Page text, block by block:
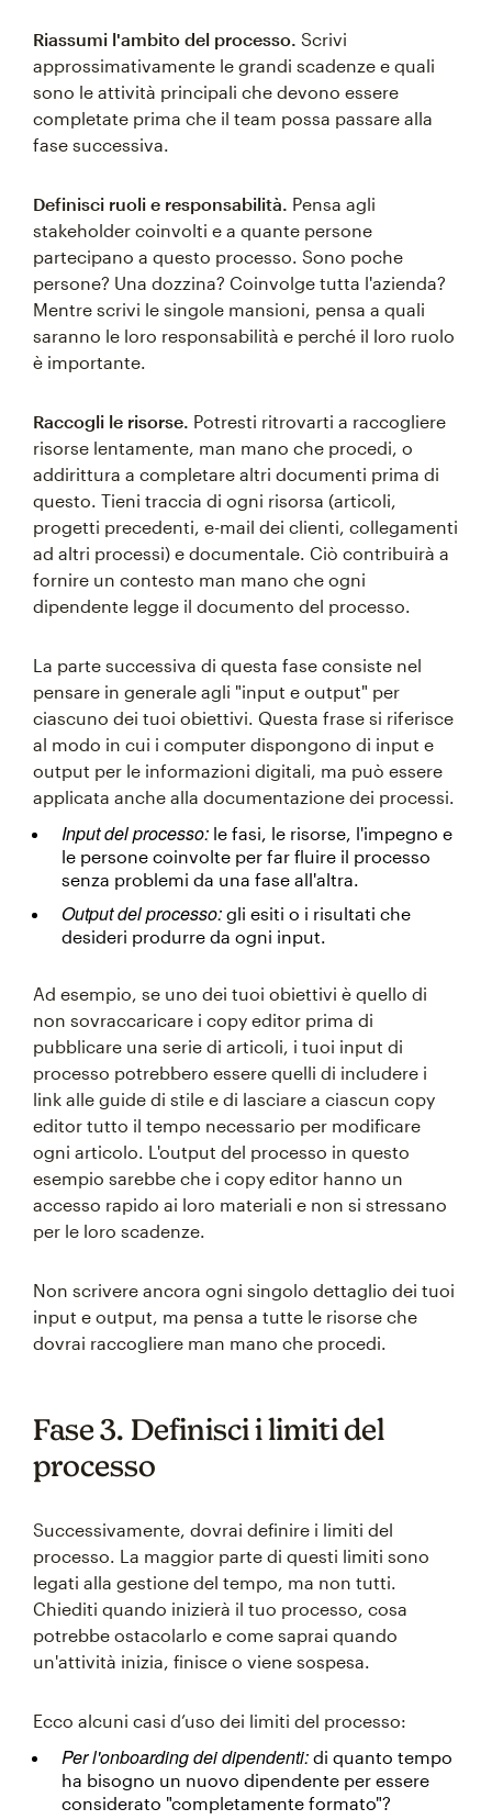
Riassumi l'ambito del processo. Scrivi
approssimativamente le grandi scadenze e quali
sono le attività principali che devono essere
completate prima che il team possa passare alla
fase successiva.
Definisci ruoli e responsabilità. Pensa agli
stakeholder coinvolti e a quante persone
partecipano a questo processo. Sono poche
persone? Una dozzina? Coinvolge tutta l'azienda?
Mentre scrivi le singole mansioni, pensa a quali
saranno le loro responsabilità e perché il loro ruolo
è importante.
Raccogli le risorse. Potresti ritrovarti a raccogliere
risorse lentamente, man mano che procedi, o
addirittura a completare altri documenti prima di
questo. Tieni traccia di ogni risorsa (articoli,
progetti precedenti, e-mail dei clienti, collegamenti
ad altri processi) e documentale. Ciò contribuirà a
fornire un contesto man mano che ogni
dipendente legge il documento del processo.
La parte successiva di questa fase consiste nel
pensare in generale agli "input e output" per
ciascuno dei tuoi obiettivi. Questa frase si riferisce
al modo in cui i computer dispongono di input e
output per le informazioni digitali, ma può essere
applicata anche alla documentazione dei processi.
Input del processo: le fasi, le risorse, l'impegno e
le persone coinvolte per far fluire il processo
senza problemi da una fase all'altra.
Output del processo: gli esiti o i risultati che
desideri produrre da ogni input.
Ad esempio, se uno dei tuoi obiettivi è quello di
non sovraccaricare i copy editor prima di
pubblicare una serie di articoli, i tuoi input di
processo potrebbero essere quelli di includere i
link alle guide di stile e di lasciare a ciascun copy
editor tutto il tempo necessario per modificare
ogni articolo. L'output del processo in questo
esempio sarebbe che i copy editor hanno un
accesso rapido ai loro materiali e non si stressano
per le loro scadenze.
Non scrivere ancora ogni singolo dettaglio dei tuoi
input e output, ma pensa a tutte le risorse che
dovrai raccogliere man mano che procedi.
Fase 3. Definisci i limiti del
processo
Successivamente, dovrai definire i limiti del
processo. La maggior parte di questi limiti sono
legati alla gestione del tempo, ma non tutti.
Chiediti quando inizierà il tuo processo, cosa
potrebbe ostacolarlo e come saprai quando
un'attività inizia, finisce o viene sospesa.
Ecco alcuni casi d’uso dei limiti del processo:
Per l'onboarding dei dipendenti: di quanto tempo
ha bisogno un nuovo dipendente per essere
considerato "completamente formato"?